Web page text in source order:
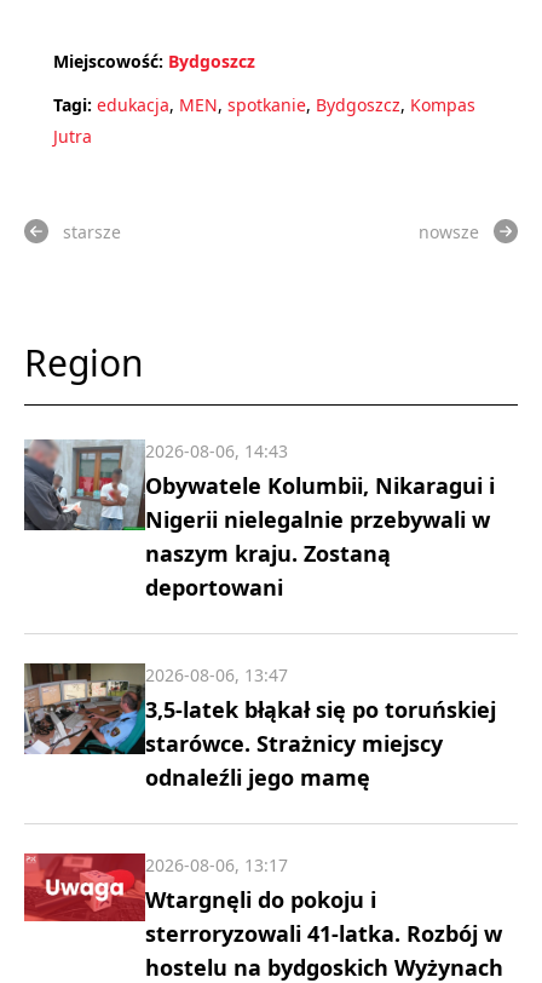
Miejscowość: Bydgoszcz
Tagi: edukacja, MEN, spotkanie, Bydgoszcz, Kompas
Jutra
starsze nowsze
Region
Obywatele Kolumbii, Nikaragui i
Nigerii nielegalnie przebywali w
naszym kraju. Zostaną
deportowani
2026-08-06, 14:43
3,5-latek błąkał się po toruńskiej
starówce. Strażnicy miejscy
odnaleźli jego mamę
2026-08-06, 13:47
Wtargnęli do pokoju i
sterroryzowali 41-latka. Rozbój w
hostelu na bydgoskich Wyżynach
2026-08-06, 13:17